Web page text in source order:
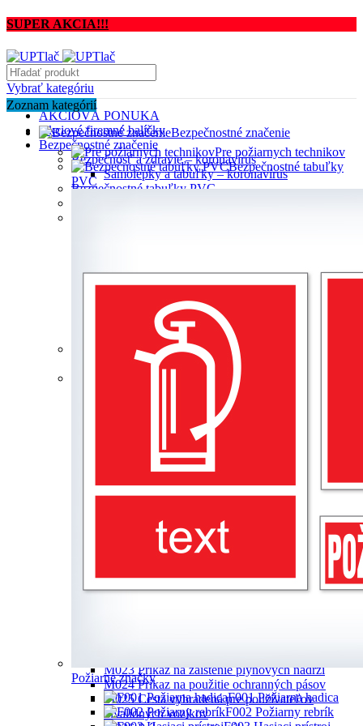
SUPER AKCIA!!!
Vybrať kategóriu
AKCIOVÁ PONUKA
Akciové firemné balíčky
Bezpečnostné značenie
Bezpečnosť a zdravie – koronavírus
Samolepky a tabuľky – koronavírus
Bezpečnostné tabuľky PVC
F004 Ohlasovňa požiaru
F006 Tlačidlový hlásič požiaru
F007 Smer na dosiahnutie bezpečia
Požiarne značenia
Pre požiarnych technikov
požiarne knihy
M001 Príkaz na ochranu zraku
M002 Príkaz na ochranu hlavy
M003 Príkaz na ochranu sluchu
M004 Príkaz na ochranu dýchacích orgánov
M005 Príkaz na ochranu nôh
M006 Príkaz na ochranu rúk
M008 Príkaz na ochranu tváre
závesného systému
M010 Cesta vyhradená pre chodcov
M011 Značka príkazu – všeobecne
M013 Príkaz na vytiahnutie zo zásuvky pred
otvorením
M023 Príkaz na zaistenie plynových nádrží
M024 Príkaz na použitie ochranných pásov
M025 Cesta vyhradená pre používateľov
invalidných vozíkov
Zoznam kategórií
Bezpečnostné značenie
Pre požiarnych technikov
Bezpečnostné tabuľky
PVC
Požiarne značky
F001 Požiarna hadica
F002 Požiarny rebrík